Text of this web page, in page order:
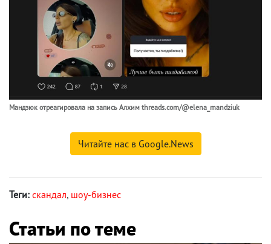
Мандзюк отреагировала на запись Алхим threads.com/@elena_mandziuk
Читайте нас в Google.News
Теги: скандал, шоу-бизнес
Статьи по теме